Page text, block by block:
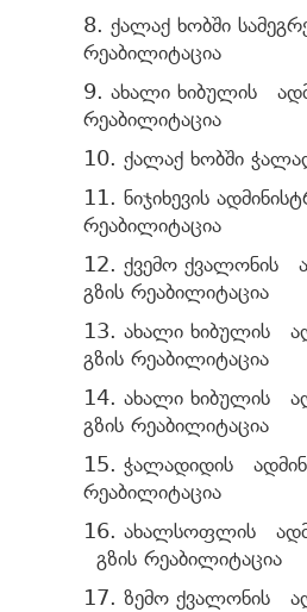
8. ქალაქ ხობში
რეაბილიტაცია
9. ახალი ხიბულის
რეაბილიტაცია
10. ქალაქ ხობში
11. ნიჯიხევის
რეაბილიტაცია
12. ქვემო ქვალონის
გზის რეაბილიტაცია
13. ახალი ხიბულის
გზის რეაბილიტაცია
14. ახალი ხიბულის
გზის რეაბილიტაცია
15. ჭალადიდის
რეაბილიტაცია
16. ახალსოფლის
გზის რეაბილიტაცია
17. ზემო ქვალონის